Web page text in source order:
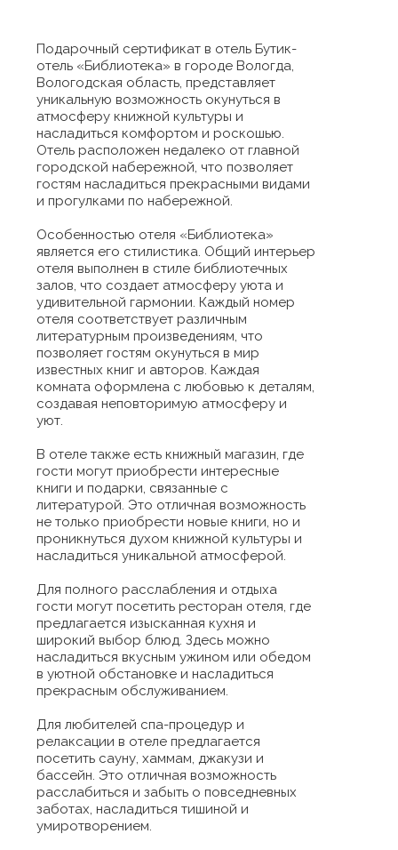
Подарочный сертификат в отель Бутик-
отель «Библиотека» в городе Вологда,
Вологодская область, представляет
уникальную возможность окунуться в
атмосферу книжной культуры и
насладиться комфортом и роскошью.
Отель расположен недалеко от главной
городской набережной, что позволяет
гостям насладиться прекрасными видами
и прогулками по набережной.
Особенностью отеля «Библиотека»
является его стилистика. Общий интерьер
отеля выполнен в стиле библиотечных
залов, что создает атмосферу уюта и
удивительной гармонии. Каждый номер
отеля соответствует различным
литературным произведениям, что
позволяет гостям окунуться в мир
известных книг и авторов. Каждая
комната оформлена с любовью к деталям,
создавая неповторимую атмосферу и
уют.
В отеле также есть книжный магазин, где
гости могут приобрести интересные
книги и подарки, связанные с
литературой. Это отличная возможность
не только приобрести новые книги, но и
проникнуться духом книжной культуры и
насладиться уникальной атмосферой.
Для полного расслабления и отдыха
гости могут посетить ресторан отеля, где
предлагается изысканная кухня и
широкий выбор блюд. Здесь можно
насладиться вкусным ужином или обедом
в уютной обстановке и насладиться
прекрасным обслуживанием.
Для любителей спа-процедур и
релаксации в отеле предлагается
посетить сауну, хаммам, джакузи и
бассейн. Это отличная возможность
расслабиться и забыть о повседневных
заботах, насладиться тишиной и
умиротворением.